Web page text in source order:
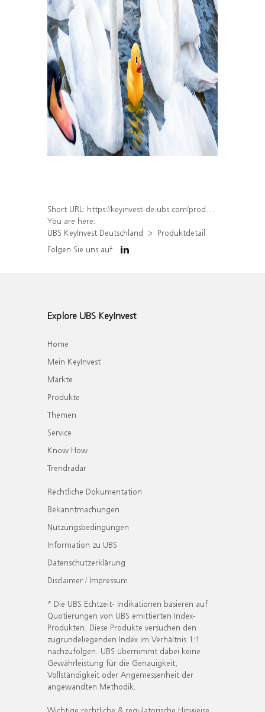
Short URL: https://keyinvest-de.ubs.com/produkt/detail/index/isin/DE000WA6LJT6
You are here:
UBS KeyInvest Deutschland
Produktdetail
Folgen Sie uns auf
Explore UBS KeyInvest
Home
Mein KeyInvest
Märkte
Produkte
Themen
Service
Know How
Trendradar
Rechtliche Dokumentation
Bekanntmachungen
Nutzungsbedingungen
Information zu UBS
Datenschutzerklärung
Disclaimer / Impressum
* Die UBS Echtzeit- Indikationen basieren auf
Quotierungen von UBS emittierten Index-
Produkten. Diese Produkte versuchen den
zugrundeliegenden Index im Verhältnis 1:1
nachzufolgen. UBS übernimmt dabei keine
Gewährleistung für die Genauigkeit,
Vollständigkeit oder Angemessenheit der
angewandten Methodik.